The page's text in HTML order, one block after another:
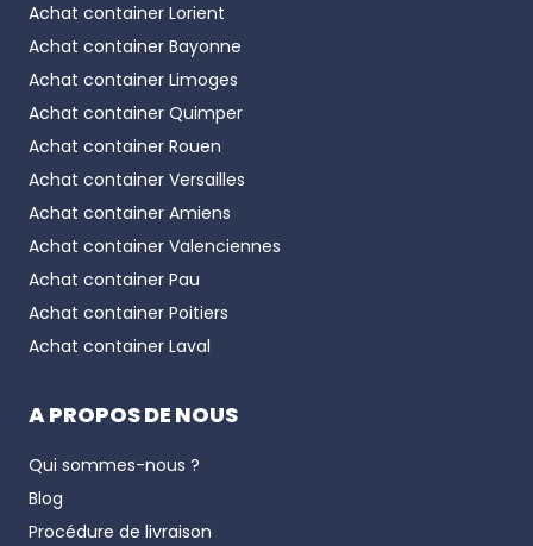
Achat container Lorient
Achat container Bayonne
Achat container Limoges
Achat container Quimper
Achat container Rouen
Achat container Versailles
Achat container Amiens
Achat container Valenciennes
Achat container Pau
Achat container Poitiers
Achat container Laval
A PROPOS DE NOUS
Qui sommes-nous ?
Blog
Procédure de livraison